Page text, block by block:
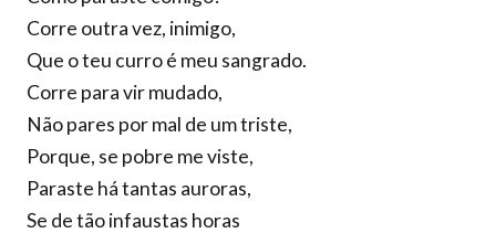
Corre outra vez, inimigo,
Que o teu curro é meu sangrado.
Corre para vir mudado,
Não pares por mal de um triste,
Porque, se pobre me viste,
Paraste há tantas auroras,
Se de tão infaustas horas